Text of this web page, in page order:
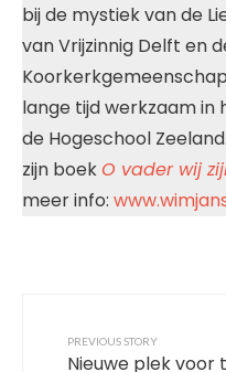
bij de mystiek van de
van Vrijzinnig Delft en
lange tijd werkzaam in
de Hogeschool
zijn boekO vader wij
meer info:
PREVIOUS STORY
Nieuwe plek voor